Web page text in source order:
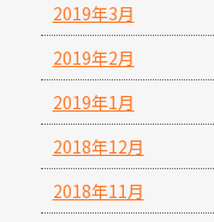
2019年3月
2019年2月
2019年1月
2018年12月
2018年11月